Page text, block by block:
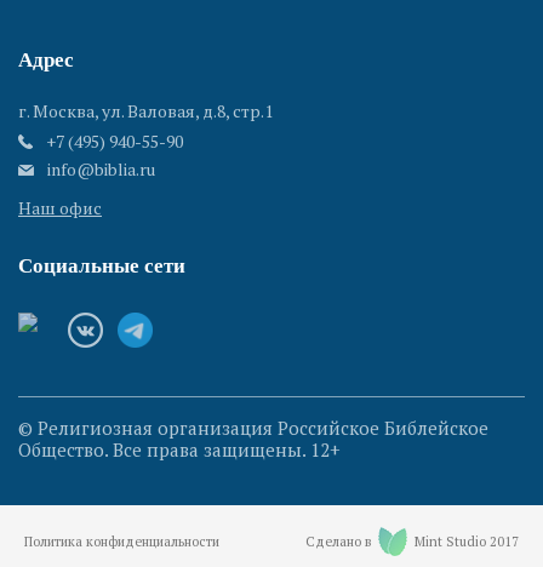
Адрес
г. Москва, ул. Валовая, д.8, стр.1
+7 (495) 940-55-90
info@biblia.ru
Наш офис
Социальные сети
© Религиозная организация Российское Библейское
Общество. Все права защищены. 12+
Политика конфиденциальности Сделано в Mint Studio 2017